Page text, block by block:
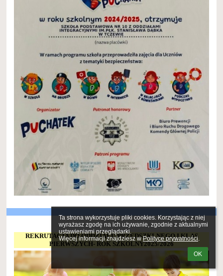
Ta strona wykorzystuje pliki cookies. Korzystając z niej
wyrażasz zgodę na ich używanie, zgodnie z aktualnymi
ustawieniami przeglądarki.
Więcej informacji znajdziesz w Polityce prywatności.
OK
REKRUTACJA DO ODDZIAŁU PRZEDSZKLNEGO I KLAS
PIERWSZYCH- ROK SZKOLNY2025/2026